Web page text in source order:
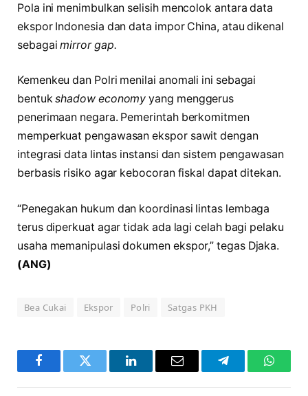
Pola ini menimbulkan selisih mencolok antara data
ekspor Indonesia dan data impor China, atau dikenal
sebagaimirror gap.
Kemenkeu dan Polri menilai anomali ini sebagai
bentukshadow economy yang menggerus
penerimaan negara. Pemerintah berkomitmen
memperkuat pengawasan ekspor sawit dengan
integrasi data lintas instansi dan sistem pengawasan
berbasis risiko agar kebocoran fiskal dapat ditekan.
“Penegakan hukum dan koordinasi lintas lembaga
terus diperkuat agar tidak ada lagi celah bagi pelaku
usaha memanipulasi dokumen ekspor,” tegas Djaka.
(ANG)
Bea Cukai Ekspor Polri Satgas PKH
FacebookTwitter LinkedInEmail Telegram